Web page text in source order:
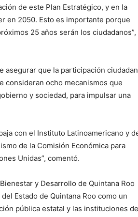
de este Plan Estratégico, y en la
en 2050. Esto es importante porque
25 años serán los ciudadanos”,
asegurar que la participación
consideran ocho mecanismos que
y sociedad, para impulsar una
con el Instituto Latinoamericano y
de la Comisión Económica para
Unidas”, comentó.
y Desarrollo de Quintana Roo
Estado de Quintana Roo como un
pública estatal y las instituciones de